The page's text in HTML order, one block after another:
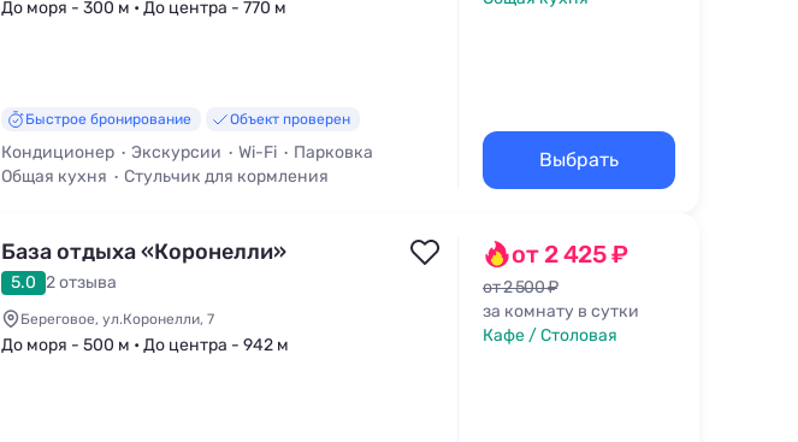
До моря - 300 м • До центра - 770 м
Быстрое бронирование Объект проверен
Кондиционер Экскурсии Wi-Fi
Парковка
Общая кухня
Стульчик для кормления
Выбрать
База отдыха «Коронелли»
5.0 2 отзыва
Береговое, ул.Коронелли, 7
До моря - 500 м • До центра - 942 м
от 2 425 ₽
от 2 500 ₽
за комнату в сутки
Кафе / Столовая